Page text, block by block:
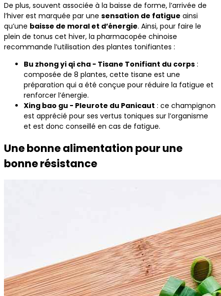
De plus, souvent associée à la baisse de forme, l’arrivée de
l’hiver est marquée par une sensation de fatigue ainsi
qu’une baisse de moral et d’énergie. Ainsi, pour faire le
plein de tonus cet hiver, la pharmacopée chinoise
recommande l’utilisation des plantes tonifiantes :
Bu zhong yi qi cha - Tisane Tonifiant du corps :
composée de 8 plantes, cette tisane est une
préparation qui a été conçue pour réduire la fatigue et
renforcer l’énergie.
Xing bao gu - Pleurote du Panicaut : ce champignon
est apprécié pour ses vertus toniques sur l’organisme
et est donc conseillé en cas de fatigue.
Une bonne alimentation pour une
bonne résistance